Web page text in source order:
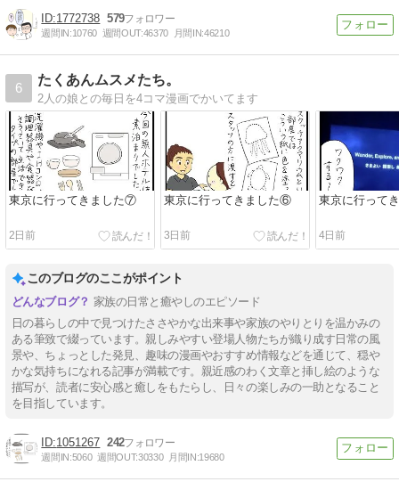
1772738 579
週間IN:10760 週間OUT:46370 月間IN:46210
6
たくあんムスメたち。
2人の娘との毎日を4コマ漫画でかいてます
東京に行ってきました⑦
2日前
東京に行ってきました⑥
3日前
東京に行って
4日前
このブログのここがポイント
家族の日常と癒やしのエピソード
日の暮らしの中で見つけたささやかな出来事や家族のやりとりを温かみの
ある筆致で綴っています。親しみやすい登場人物たちが織り成す日常の風
景や、ちょっとした発見、趣味の漫画やおすすめ情報などを通じて、穏や
かな気持ちになれる記事が満載です。親近感のわく文章と挿し絵のような
描写が、読者に安心感と癒しをもたらし、日々の楽しみの一助となること
を目指しています。
1051267 242
週間IN:5060 週間OUT:30330 月間IN:19680